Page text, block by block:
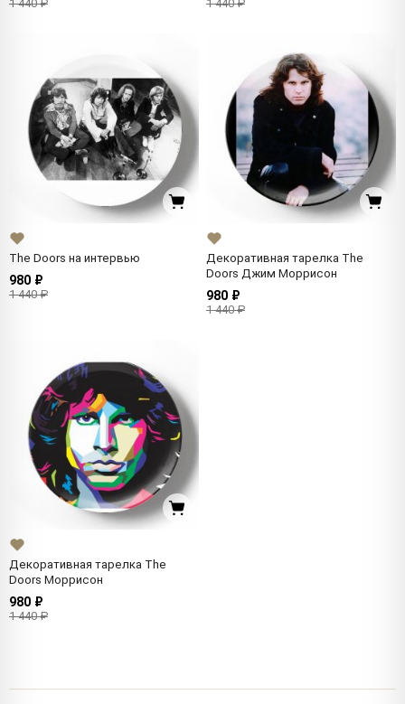
1 440 ₽ 1 440 ₽
The Doors на интервью
980 ₽
1 440 ₽
Декоративная тарелка The
Doors Джим Моррисон
980 ₽
1 440 ₽
Декоративная тарелка The
Doors Моррисон
980 ₽
1 440 ₽